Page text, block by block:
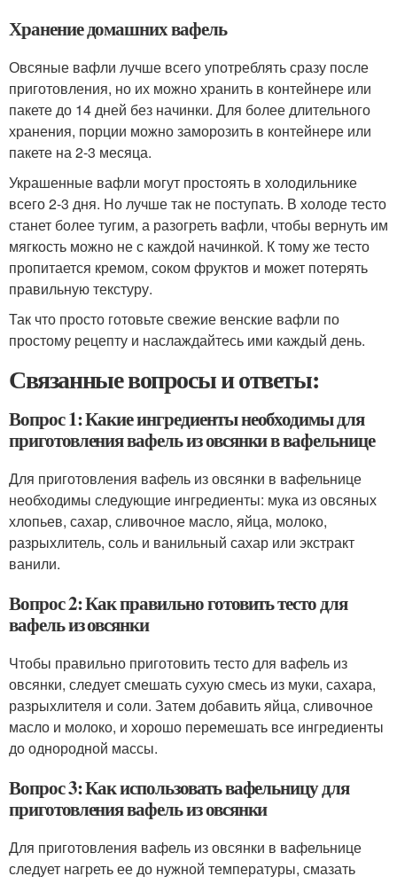
Хранение домашних вафель
Овсяные вафли лучше всего употреблять сразу после
приготовления, но их можно хранить в контейнере или
пакете до 14 дней без начинки. Для более длительного
хранения, порции можно заморозить в контейнере или
пакете на 2-3 месяца.
Украшенные вафли могут простоять в холодильнике
всего 2-3 дня. Но лучше так не поступать. В холоде тесто
станет более тугим, а разогреть вафли, чтобы вернуть им
мягкость можно не с каждой начинкой. К тому же тесто
пропитается кремом, соком фруктов и может потерять
правильную текстуру.
Так что просто готовьте свежие венские вафли по
простому рецепту и наслаждайтесь ими каждый день.
Связанные вопросы и ответы:
Вопрос 1: Какие ингредиенты необходимы для
приготовления вафель из овсянки в вафельнице
Для приготовления вафель из овсянки в вафельнице
необходимы следующие ингредиенты: мука из овсяных
хлопьев, сахар, сливочное масло, яйца, молоко,
разрыхлитель, соль и ванильный сахар или экстракт
ванили.
Вопрос 2: Как правильно готовить тесто для
вафель из овсянки
Чтобы правильно приготовить тесто для вафель из
овсянки, следует смешать сухую смесь из муки, сахара,
разрыхлителя и соли. Затем добавить яйца, сливочное
масло и молоко, и хорошо перемешать все ингредиенты
до однородной массы.
Вопрос 3: Как использовать вафельницу для
приготовления вафель из овсянки
Для приготовления вафель из овсянки в вафельнице
следует нагреть ее до нужной температуры, смазать